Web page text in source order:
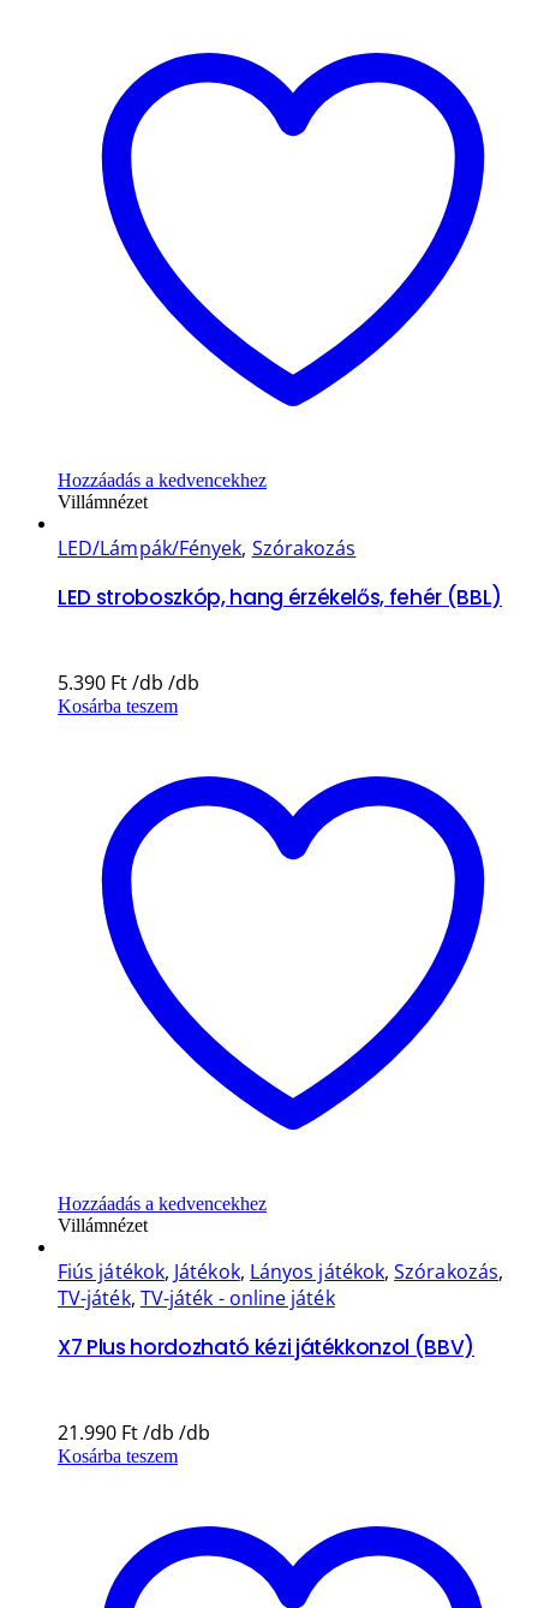
Hozzáadás a kedvencekhez
Villámnézet
LED/Lámpák/Fények, Szórakozás
LED stroboszkóp, hang érzékelős, fehér (BBL)
5.390 Ft
Kosárba teszem
Hozzáadás a kedvencekhez
Villámnézet
Fiús játékok, Játékok, Lányos játékok,Szórakozás,
TV-játék, TV-játék - online játék
X7 Plus hordozható kézi játékkonzol (BBV)
21.990 Ft
Kosárba teszem